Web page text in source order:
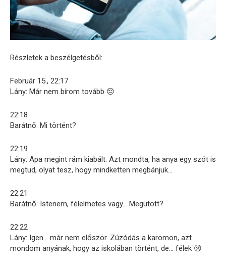
Részletek a beszélgetésből:
Február 15., 22:17
Lány: Már nem bírom tovább 😔
22:18
Barátnő: Mi történt?
22:19
Lány: Apa megint rám kiabált. Azt mondta, ha anya egy szót is
megtud, olyat tesz, hogy mindketten megbánjuk…
22:21
Barátnő: Istenem, félelmetes vagy… Megütött?
22:22
Lány: Igen… már nem először. Zúzódás a karomon, azt
mondom anyának, hogy az iskolában történt, de… félek 😢